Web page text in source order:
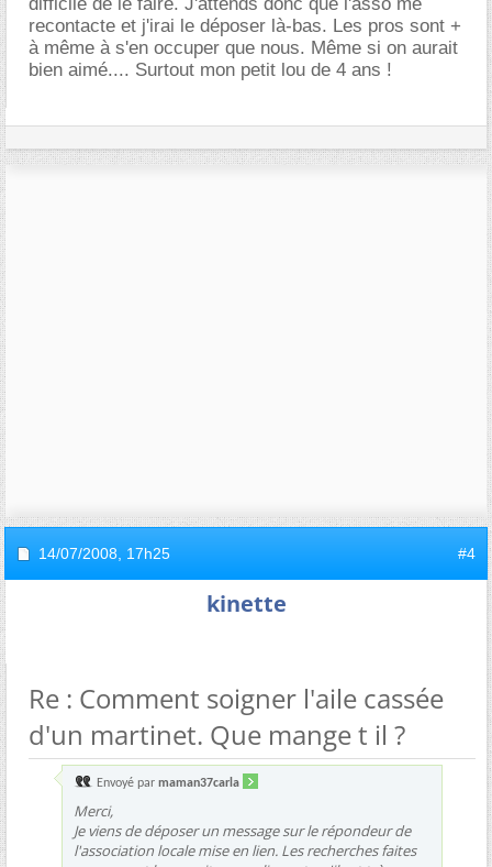
recontacte et j'irai le déposer là-bas. Les pros sont +
à même à s'en occuper que nous. Même si on aurait
bien aimé.... Surtout mon petit lou de 4 ans !
14/07/2008, 17h25 #4
kinette
Re : Comment soigner l'aile cassée
d'un martinet. Que mange t il ?
Envoyé par maman37carla
Merci,
Je viens de déposer un message sur le répondeur de
l'association locale mise en lien. Les recherches faites